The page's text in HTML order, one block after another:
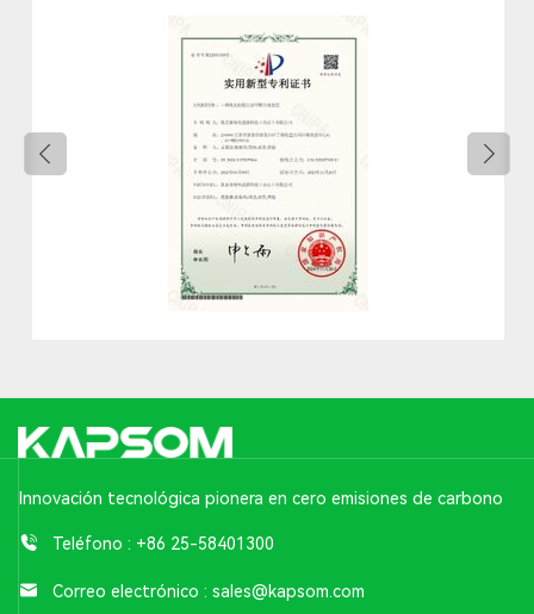
Innovación tecnológica pionera en cero emisiones de carbono
Teléfono : +86 25-58401300
Correo electrónico : sales@kapsom.com